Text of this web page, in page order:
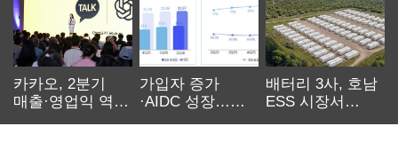
카카오, 2분기
매출·영업익 역대
가입자 증가
·AIDC 성장…
배터리 3사, 호남
ESS 시장서